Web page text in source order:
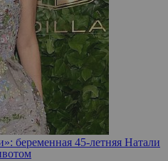
беременная 45-летняя Натали